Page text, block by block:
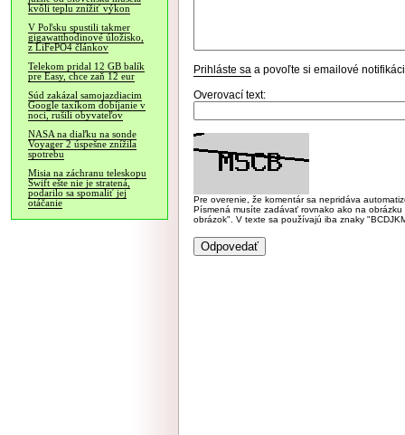
kvôli teplu znížiť výkon
V Poľsku spustili takmer
gigawatthodinové úložisko,
z LiFePO4 článkov
Telekom pridal 12 GB balík
pre Easy, chce zaň 12 eur
Súd zakázal samojazdiacim
Google taxíkom dobíjanie v
noci, rušili obyvateľov
NASA na diaľku na sonde
Voyager 2 úspešne znížila
spotrebu
Misia na záchranu teleskopu
Swift ešte nie je stratená,
podarilo sa spomaliť jej
otáčanie
Prihláste sa a povoľte si emailové
Overovací text:
Pre overenie, že komentár sa nepridáva
Písmená musíte zadávať rovnako ako na
obrázok". V texte sa používajú iba znaky